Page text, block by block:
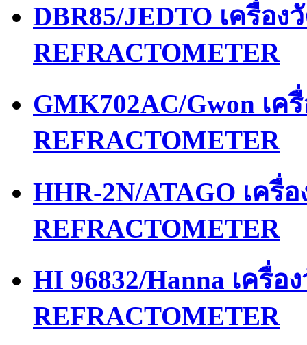
DBR85/JEDTO เครื่อ
REFRACTOMETER
GMK702AC/Gwon เ
REFRACTOMETER
HHR-2N/ATAGO เครื่
REFRACTOMETER
HI 96832/Hanna เครื่
REFRACTOMETER